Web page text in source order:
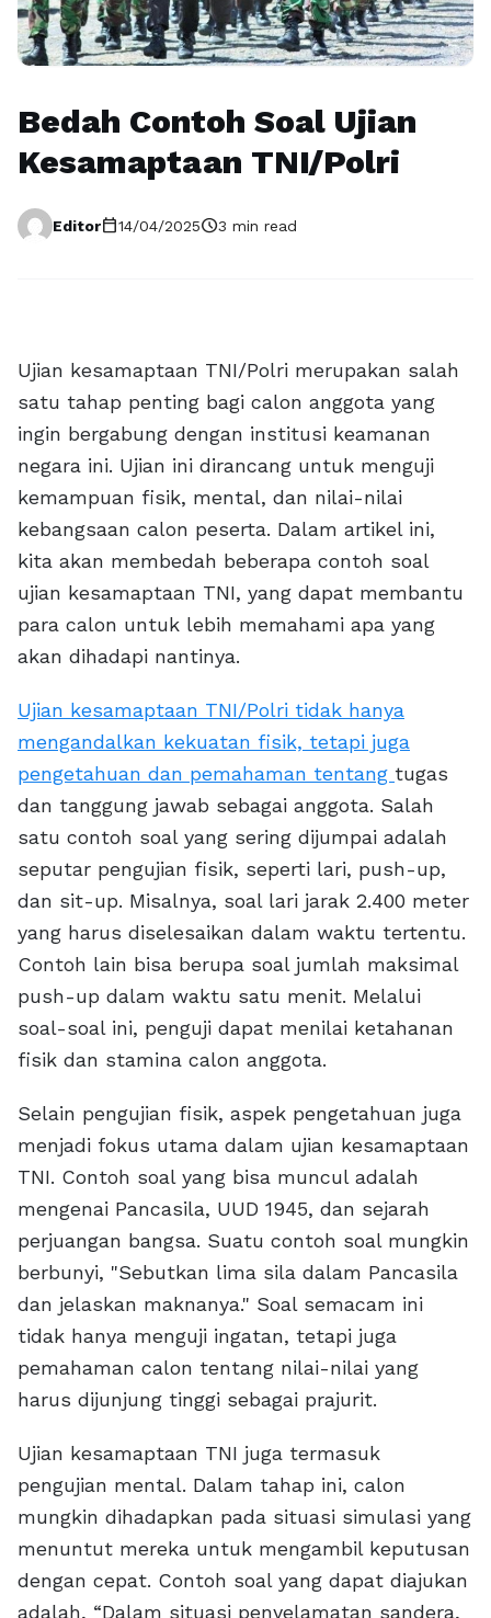
Bedah Contoh Soal Ujian
Kesamaptaan TNI/Polri
Editorcalendar_today14/04/2025schedule3 min read
Ujian kesamaptaan TNI/Polri merupakan salah
satu tahap penting bagi calon anggota yang
ingin bergabung dengan institusi keamanan
negara ini. Ujian ini dirancang untuk menguji
kemampuan fisik, mental, dan nilai-nilai
kebangsaan calon peserta. Dalam artikel ini,
kita akan membedah beberapa contoh soal
ujian kesamaptaan TNI, yang dapat membantu
para calon untuk lebih memahami apa yang
akan dihadapi nantinya.
Ujian kesamaptaan TNI/Polri tidak hanya
mengandalkan kekuatan fisik, tetapi juga
pengetahuan dan pemahaman tentang tugas
dan tanggung jawab sebagai anggota. Salah
satu contoh soal yang sering dijumpai adalah
seputar pengujian fisik, seperti lari, push-up,
dan sit-up. Misalnya, soal lari jarak 2.400 meter
yang harus diselesaikan dalam waktu tertentu.
Contoh lain bisa berupa soal jumlah maksimal
push-up dalam waktu satu menit. Melalui
soal-soal ini, penguji dapat menilai ketahanan
fisik dan stamina calon anggota.
Selain pengujian fisik, aspek pengetahuan juga
menjadi fokus utama dalam ujian kesamaptaan
TNI. Contoh soal yang bisa muncul adalah
mengenai Pancasila, UUD 1945, dan sejarah
perjuangan bangsa. Suatu contoh soal mungkin
berbunyi, "Sebutkan lima sila dalam Pancasila
dan jelaskan maknanya." Soal semacam ini
tidak hanya menguji ingatan, tetapi juga
pemahaman calon tentang nilai-nilai yang
harus dijunjung tinggi sebagai prajurit.
Ujian kesamaptaan TNI juga termasuk
pengujian mental. Dalam tahap ini, calon
mungkin dihadapkan pada situasi simulasi yang
menuntut mereka untuk mengambil keputusan
dengan cepat. Contoh soal yang dapat diajukan
adalah, “Dalam situasi penyelamatan sandera,